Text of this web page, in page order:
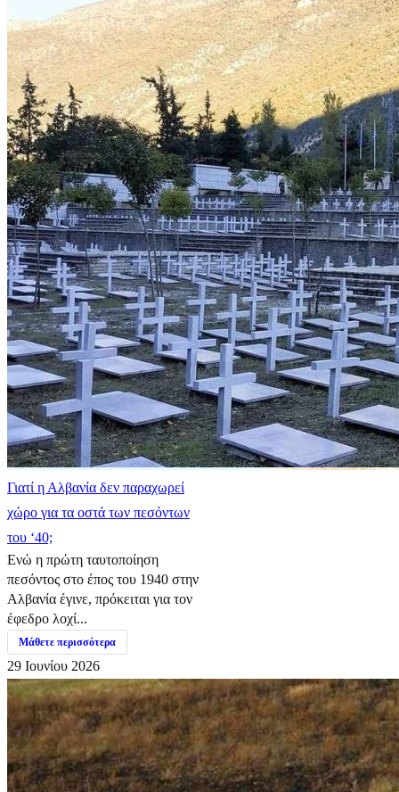
Γιατί η Αλβανία δεν παραχωρεί
χώρο για τα οστά των πεσόντων
του ‘40;
Ενώ η πρώτη ταυτοποίηση
πεσόντος στο έπος του 1940 στην
Αλβανία έγινε, πρόκειται για τον
έφεδρο λοχί...
Μάθετε περισσότερα
29 Ιουνίου 2026